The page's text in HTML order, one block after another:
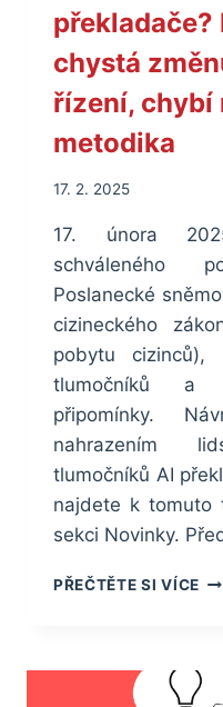
chystá
řízení, chybí
metodika
17. 2. 2025
17. února
schváleného
Poslanecké
cizineckého
pobytu
tlumočníků a
připomínky.
nahrazením
tlumočníků AI
najdete k tomuto
sekci Novinky.
PŘEČTĚTE SI VÍCE